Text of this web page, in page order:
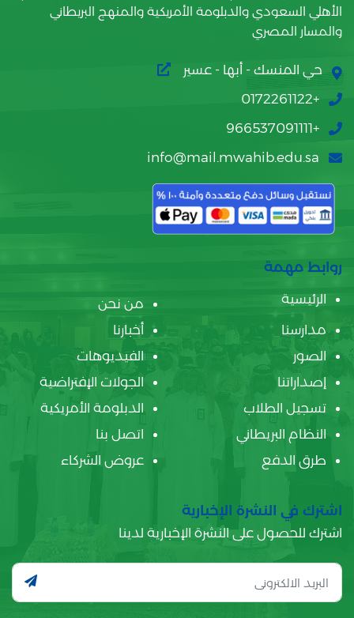
الأهلي السعودي والدبلومة الأمريكية والمنهج البريطاني
والمسار المصري
حي المنسك - أبها - عسير
+0172261122
+966537091111
info@mail.mwahib.edu.sa
روابط مهمة
الرئيسية
من نحن
مدارسنا
أخبارنا
الصور
الفيديوهات
إصداراتنا
الجولات الإفتراضية
تسجيل الطلاب
الدبلومة الأمريكية
النظام البريطاني
اتصل بنا
طرق الدفع
عروض الشركاء
اشترك في النشرة الإخبارية
اشترك للحصول على النشرة الإخبارية لدينا